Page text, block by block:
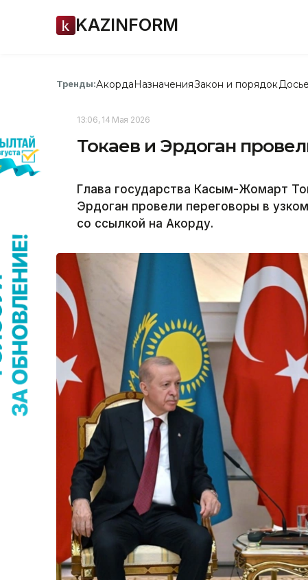
KAZINFORM
Тренды:АкордаНазначенияЗакон и порядок Досье
13:06, 14 Мая 2026
Токаев и Эрдоган
Глава государства Касым-Жомарт
Эрдоган провели переговоры в
со ссылкой на Акорду.